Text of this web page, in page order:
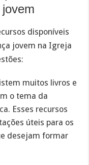
disponíveis
jovem na Igreja
muitos livros e
o tema da
Esses recursos
úteis para os
desejam formar